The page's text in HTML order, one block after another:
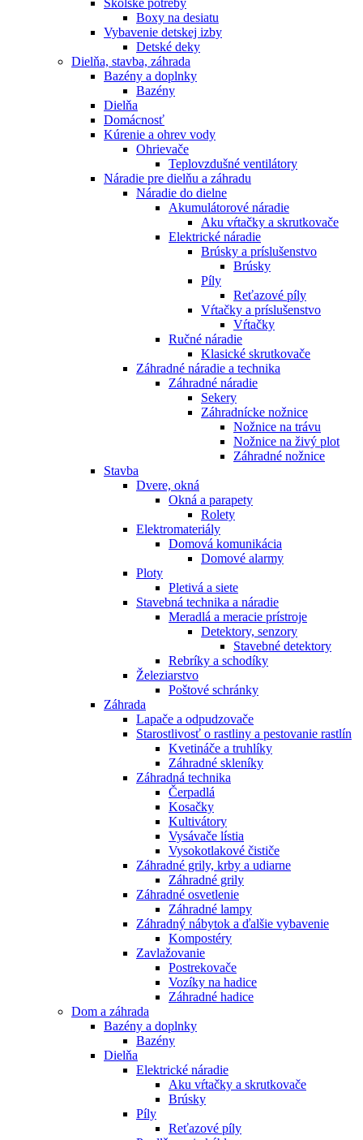
Školské potreby
Boxy na desiatu
Vybavenie detskej izby
Detské deky
Dielňa, stavba, záhrada
Bazény a doplnky
Bazény
Dielňa
Domácnosť
Kúrenie a ohrev vody
Ohrievače
Teplovzdušné ventilátory
Náradie pre dielňu a záhradu
Náradie do dielne
Akumulátorové náradie
Aku vŕtačky a skrutkovače
Elektrické náradie
Brúsky a príslušenstvo
Brúsky
Píly
Reťazové píly
Vŕtačky a príslušenstvo
Vŕtačky
Ručné náradie
Klasické skrutkovače
Záhradné náradie a technika
Záhradné náradie
Sekery
Záhradnícke nožnice
Nožnice na trávu
Nožnice na živý plot
Záhradné nožnice
Stavba
Dvere, okná
Okná a parapety
Rolety
Elektromateriály
Domová komunikácia
Domové alarmy
Ploty
Pletivá a siete
Stavebná technika a náradie
Meradlá a meracie prístroje
Detektory, senzory
Stavebné detektory
Rebríky a schodíky
Železiarstvo
Poštové schránky
Záhrada
Lapače a odpudzovače
Starostlivosť o rastliny a pestovanie rastlín
Kvetináče a truhlíky
Záhradné skleníky
Záhradná technika
Čerpadlá
Kosačky
Kultivátory
Vysávače lístia
Vysokotlakové čističe
Záhradné grily, krby a udiarne
Záhradné grily
Záhradné osvetlenie
Záhradné lampy
Záhradný nábytok a ďalšie vybavenie
Kompostéry
Zavlažovanie
Postrekovače
Vozíky na hadice
Záhradné hadice
Dom a záhrada
Bazény a doplnky
Bazény
Dielňa
Elektrické náradie
Aku vŕtačky a skrutkovače
Brúsky
Píly
Reťazové píly